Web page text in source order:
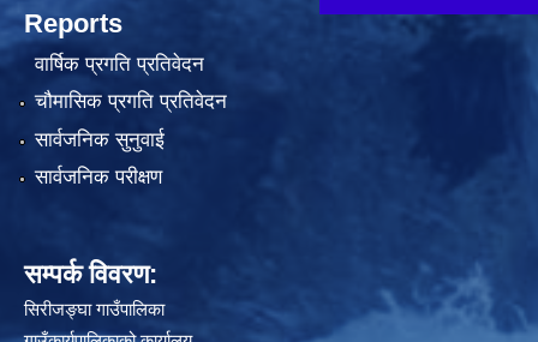
Reports
वार्षिक प्रगति प्रतिवेदन
चौमासिक प्रगति प्रतिवेदन
सार्वजनिक सुनुवाई
सार्वजनिक परीक्षण
सम्पर्क विवरण:
सिरीजङ्घा गाउँपालिका